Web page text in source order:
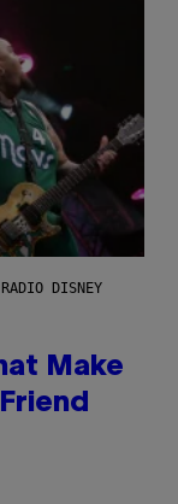
DISNEY
Make